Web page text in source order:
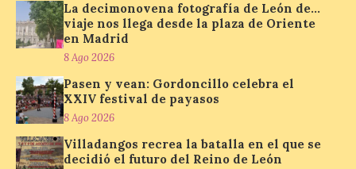
El Jamón de bellota 100 %
ibérico «Guillén» de
Guijuelo ha sido el
ganador al mejor jamón de
bellota ibérico
8 Ago 2026
La decimonovena fotografía de León de…
viaje nos llega desde la plaza de Oriente
en Madrid
8 Ago 2026
Pasen y vean: Gordoncillo celebra el
XXIV festival de payasos
8 Ago 2026
Villadangos recrea la batalla en el que se
decidió el futuro del Reino de León